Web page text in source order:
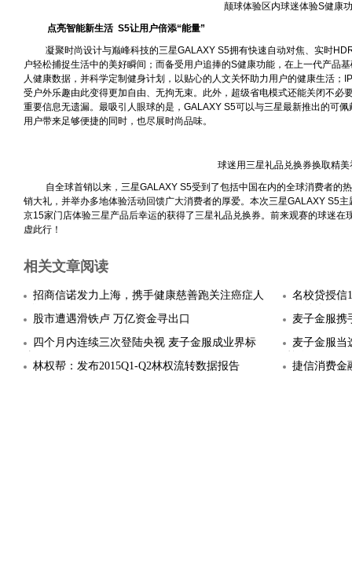
颠球体验区内球迷体验S健康
点亮智能新生活 S5让用户倍添“能量”
凝聚时尚设计与巅峰科技的三星GALAXY S5拥有快速自动对焦、实时
户轻松捕捉生活中的美好瞬间；而备受用户追捧的S健康功能，在上一代产品
人健康数据，并科学定制健身计划，以贴心的人文关怀助力用户的健康生活；
受户外乐趣由此变得更加自由、无拘无束。此外，超级省电模式还能关闭不必
重要信息无遗漏。最吸引人眼球的是， GALAXY S5可以与三星最新推出的可佩
用户带来足够便捷的同时，也尽展时尚品味。
球迷用三星礼品兑换券换取精美
自全球首销以来，三星GALAXY S5受到了包括中国在内的全球消费者的
销大礼，并举办多地体验活动回馈广大消费者的厚爱。本次三星GALAXY S5主
京15家门店体验三星产品后幸运的获得了三星礼品兑换券。前来观赛的球迷在
虚此行！
相关文章阅读
招商信诺发力上海，携手健康慈善跑关注癌症人
名校贷授信
股市遭遇滑铁卢 万亿资金寻出口
麦子金服携
四个月内连续三次登陆央视 麦子金服成业界标
麦子金服当
林权帮：发布2015Q1-Q2林权流转数据报告
捷信消费金